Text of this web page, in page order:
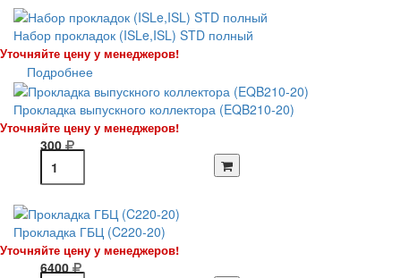
Набор прокладок (ISLe,ISL) STD полный
Уточняйте цену у менеджеров!
Подробнее
Прокладка выпускного коллектора (EQB210-20)
Уточняйте цену у менеджеров!
300
Прокладка ГБЦ (C220-20)
Уточняйте цену у менеджеров!
6400